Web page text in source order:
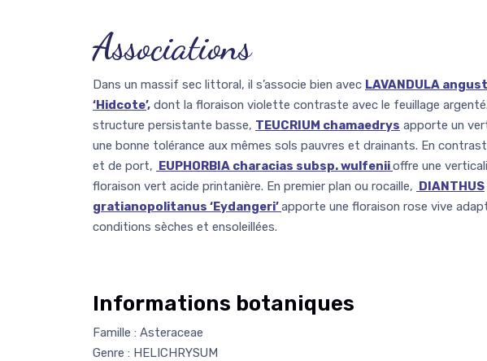
Associations
Dans un massif sec littoral, il s’associe bien avec LAVANDULA
‘Hidcote’, dont la floraison violette contraste avec le feuillage
structure persistante basse, TEUCRIUM chamaedrys apporte un
une bonne tolérance aux mêmes sols pauvres et drainants. En
et de port, EUPHORBIA characias subsp. wulfeniioffre une
floraison vert acide printanière. En premier plan ou rocaille, DIANTHUS
gratianopolitanus ‘Eydangeri’apporte une floraison rose vive
conditions sèches et ensoleillées.
Informations botaniques
Famille : Asteraceae
Genre : HELICHRYSUM